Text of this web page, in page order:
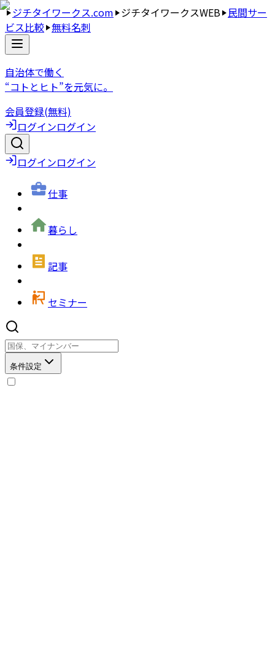
ジチタイワークス.com ジチタイワークスWEB 民間サー
ビス比較 無料名刺
自治体で働く
“コトとヒト”を元気に。
会員登録(無料)
ログインログイン
ログインログイン
仕事
暮らし
記事
セミナー
条件設定